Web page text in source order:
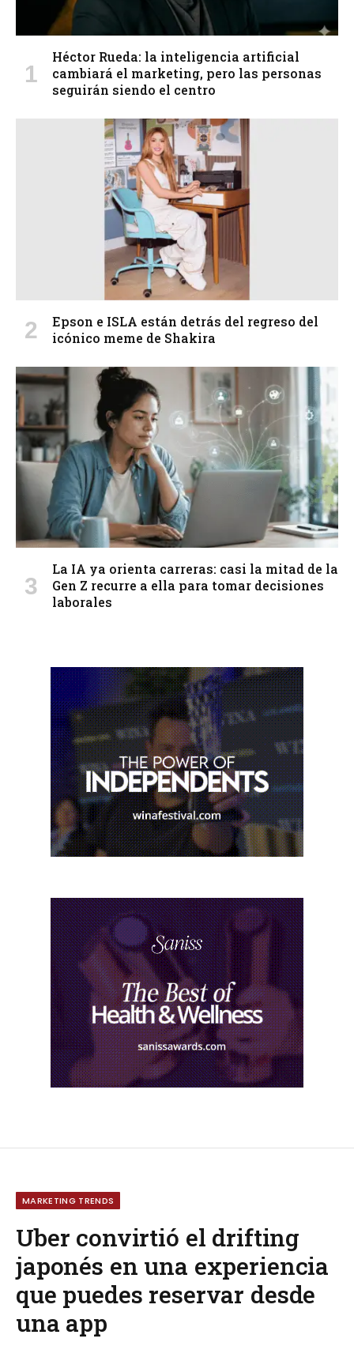
Héctor Rueda: la inteligencia artificial
cambiará el marketing, pero las personas
seguirán siendo el centro
Epson e ISLA están detrás del regreso del
icónico meme de Shakira
La IA ya orienta carreras: casi la mitad de la
Gen Z recurre a ella para tomar decisiones
laborales
MARKETING TRENDS
Uber convirtió el drifting
japonés en una experiencia
que puedes reservar desde
una app